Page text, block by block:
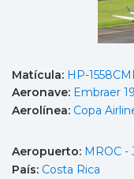
Matícula: HP-
Aeronave: Embraer
Aerolínea: Copa
Aeropuerto: MROC -
País: Costa Rica